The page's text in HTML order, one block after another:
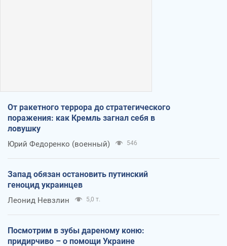
От ракетного террора до стратегического
поражения: как Кремль загнал себя в
ловушку
Юрий Федоренко (военный) 546
Запад обязан остановить путинский
геноцид украинцев
Леонид Невзлин 5,0 т.
Посмотрим в зубы дареному коню:
придирчиво – о помощи Украине